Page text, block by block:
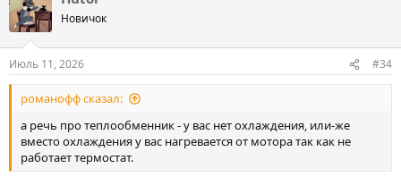
Новичок
Июль 11, 2026 #34
романофф сказал:
а речь про теплообменник - у вас нет охлаждения, или-же
вместо охлаждения у вас нагревается от мотора так как не
работает термостат.